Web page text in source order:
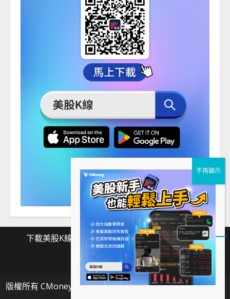
下載美股K線 Facebook Instagram Twitter
載
美
Facebook
Instagram
Twitter
版權所有 CMoney 全曜財經資訊股份有限公司|MoreNews